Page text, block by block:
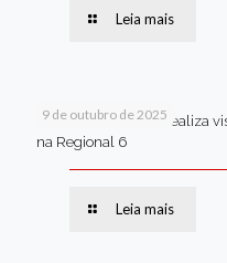
Leia mais
9 de outubro de 2025
Van dos secretários realiza
na Regional 6
Leia mais